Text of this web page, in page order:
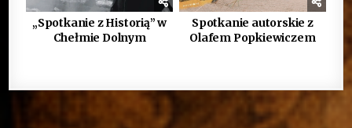
„Spotkanie z Historią” w
Chełmie Dolnym
Spotkanie autorskie z
Olafem Popkiewiczem